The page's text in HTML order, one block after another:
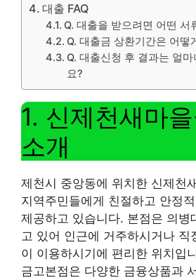
대출 FAQ
Q. 대출을 받으려면 어떤 서
Q. 대출금 상환기간은 어떻
Q. 대출신청 후 결과는 얼
요?
1. 신제천새마
소개
제천시 중앙동에 위치한 신제천
지역주민들에게 친절하고 안정
제공하고 있습니다. 본점은 의
고 있어 인근에 거주하시거나 직
이 이용하시기에 편리한 위치입
금고본점은 다양한 금융상품과